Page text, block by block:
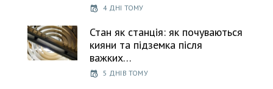
4 ДНІ ТОМУ
Стан як станція: як почуваються
кияни та підземка після
важких…
5 ДНІВ ТОМУ